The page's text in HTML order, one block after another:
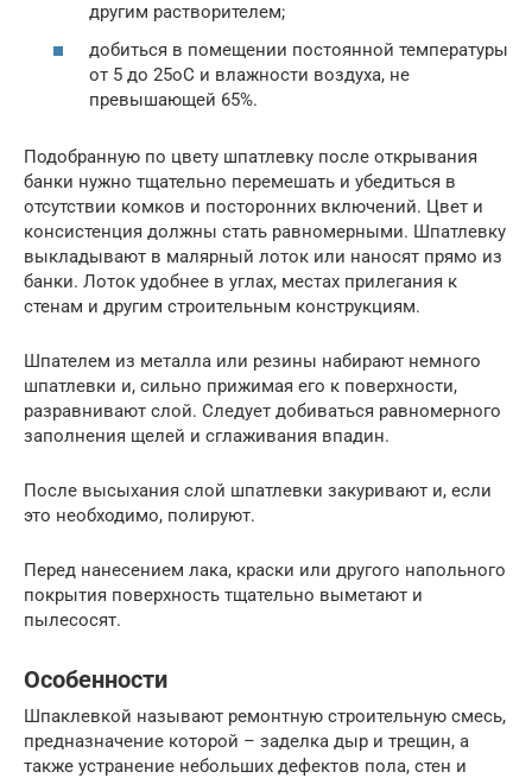
другим растворителем;
добиться в помещении постоянной температуры
от 5 до 25оС и влажности воздуха, не
превышающей 65%.
Подобранную по цвету шпатлевку после открывания
банки нужно тщательно перемешать и убедиться в
отсутствии комков и посторонних включений. Цвет и
консистенция должны стать равномерными. Шпатлевку
выкладывают в малярный лоток или наносят прямо из
банки. Лоток удобнее в углах, местах прилегания к
стенам и другим строительным конструкциям.
Шпателем из металла или резины набирают немного
шпатлевки и, сильно прижимая его к поверхности,
разравнивают слой. Следует добиваться равномерного
заполнения щелей и сглаживания впадин.
После высыхания слой шпатлевки закуривают и, если
это необходимо, полируют.
Перед нанесением лака, краски или другого напольного
покрытия поверхность тщательно выметают и
пылесосят.
Особенности
Шпаклевкой называют ремонтную строительную смесь,
предназначение которой – заделка дыр и трещин, а
также устранение небольших дефектов пола, стен и